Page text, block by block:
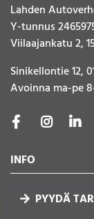
Lahden
Y-tunnus
Viilaajankatu 2,
Sinikellontie 12,
Avoinna ma-pe
INFO
PYYDÄ